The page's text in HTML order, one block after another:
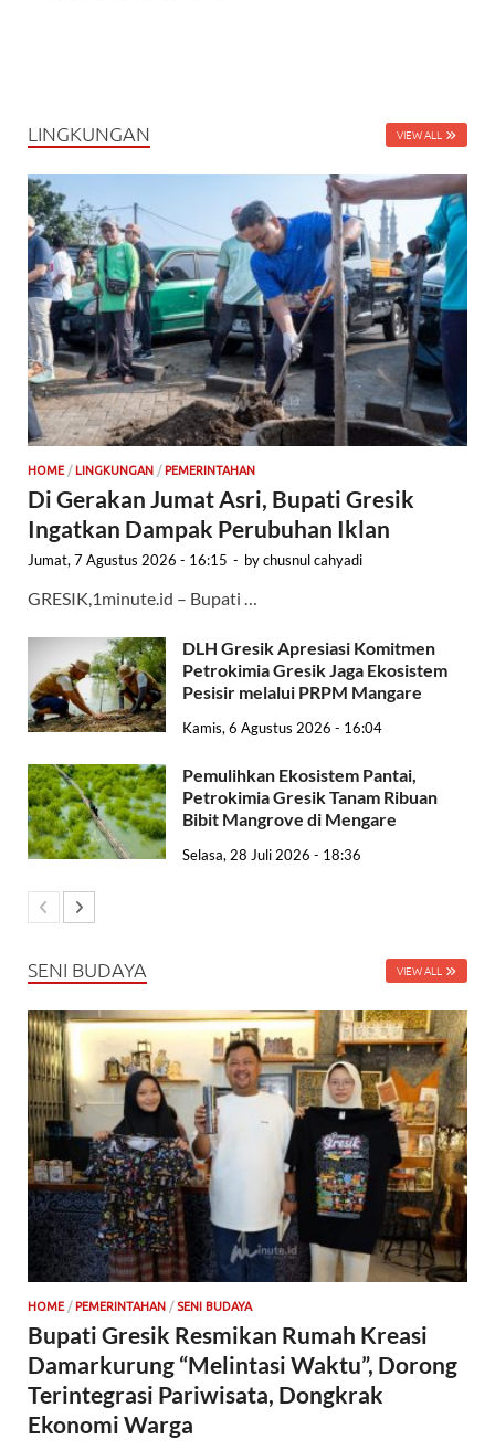
LINGKUNGAN VIEW ALL
HOME / LINGKUNGAN / PEMERINTAHAN
Di Gerakan Jumat Asri, Bupati Gresik
Ingatkan Dampak Perubuhan Iklan
Jumat, 7 Agustus 2026 - 16:15 - bychusnul cahyadi
GRESIK,1minute.id – Bupati …
DLH Gresik Apresiasi Komitmen
Petrokimia Gresik Jaga Ekosistem
Pesisir melalui PRPM Mangare
Kamis, 6 Agustus 2026 - 16:04
Pemulihkan Ekosistem Pantai,
Petrokimia Gresik Tanam Ribuan
Bibit Mangrove di Mengare
Selasa, 28 Juli 2026 - 18:36
SENI BUDAYA VIEW ALL
HOME / PEMERINTAHAN / SENI BUDAYA
Bupati Gresik Resmikan Rumah Kreasi
Damarkurung “Melintasi Waktu”, Dorong
Terintegrasi Pariwisata, Dongkrak
Ekonomi Warga